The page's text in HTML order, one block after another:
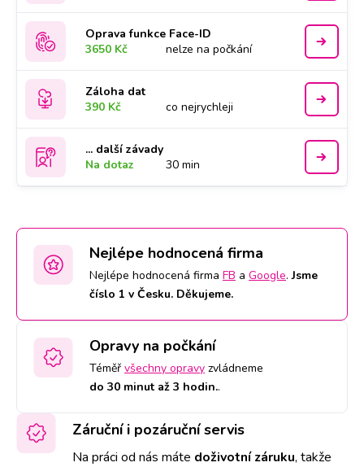
Oprava funkce Face-ID
3650 Kč
nelze na počkání
Záloha dat
390 Kč
co nejrychleji
... další závady
Na dotaz
30 min
Nejlépe hodnocená firma
Nejlépe hodnocená firma FB a Google.Jsme
číslo 1 v Česku. Děkujeme.
Opravy na počkání
Téměř všechny opravy zvládneme
do 30 minut až 3 hodin..
Záruční i pozáruční servis
Na práci od nás máte doživotní záruku, takže